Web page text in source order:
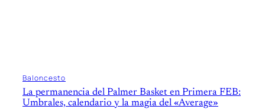
Baloncesto
La permanencia del Palmer Basket en Primera FEB:
Umbrales, calendario y la magia del «Average»